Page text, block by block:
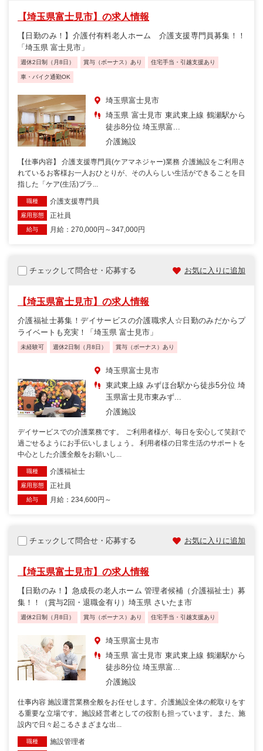
【埼玉県富士見市】の求人情報
【日勤のみ！】介護付有料老人ホーム 介護支援専門員募集！！
「埼玉県 富士見市」
週休2日制（月8日） 賞与（ボーナス）あり 住宅手当・引越支援あり
車・バイク通勤OK
埼玉県富士見市
埼玉県 富士見市 東武東上線 鶴瀬駅から
徒歩8分位 埼玉県富...
介護施設
【仕事内容】 介護支援専門員(ケアマネジャー)業務 介護施設をご利用さ
れているお客様お一人おひとりが、その人らしい生活ができることを目
指した「ケア(生活)プラ...
職種 介護支援専門員
雇用形態 正社員
給与 月給：270,000円～347,000円
チェックして問合せ・応募する お気に入りに追加
【埼玉県富士見市】の求人情報
介護福祉士募集！デイサービスの介護職求人☆日勤のみだからプ
ライベートも充実！「埼玉県 富士見市」
未経験可 週休2日制（月8日） 賞与（ボーナス）あり
埼玉県富士見市
東武東上線 みずほ台駅から徒歩5分位 埼
玉県富士見市東みず...
介護施設
デイサービスでの介護業務です。 ご利用者様が、毎日を安心して笑顔で
過ごせるようにお手伝いしましょう。 利用者様の日常生活のサポートを
中心とした介護全般をお願いし...
職種 介護福祉士
雇用形態 正社員
給与 月給：234,600円～
チェックして問合せ・応募する お気に入りに追加
【埼玉県富士見市】の求人情報
【日勤のみ！】急成長の老人ホーム 管理者候補（介護福祉士）募
集！！（賞与2回・退職金有り）埼玉県 さいたま市
週休2日制（月8日） 賞与（ボーナス）あり 住宅手当・引越支援あり
埼玉県富士見市
埼玉県 富士見市 東武東上線 鶴瀬駅から
徒歩8分位 埼玉県富...
介護施設
仕事内容 施設運営業務全般をお任せします。介護施設全体の舵取りをす
る重要な立場です。施設経営者としての役割も担っています。また、施
設内で日々起こるさまざまな出...
職種 施設管理者